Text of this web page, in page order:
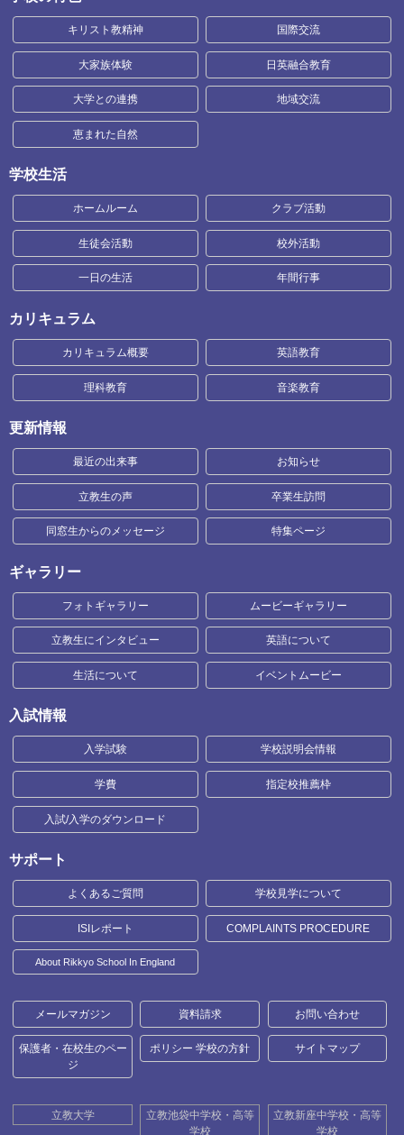
キリスト教精神 国際交流
大家族体験 日英融合教育
大学との連携 地域交流
恵まれた自然
学校生活
ホームルーム クラブ活動
生徒会活動 校外活動
一日の生活 年間行事
カリキュラム
カリキュラム概要 英語教育
理科教育 音楽教育
更新情報
最近の出来事 お知らせ
立教生の声 卒業生訪問
同窓生からのメッセージ 特集ページ
ギャラリー
フォトギャラリー ムービーギャラリー
立教生にインタビュー 英語について
生活について イベントムービー
入試情報
入学試験 学校説明会情報
学費 指定校推薦枠
入試/入学のダウンロード
サポート
よくあるご質問 学校見学について
ISIレポート COMPLAINTS PROCEDURE
About Rikkyo School In England
メールマガジン 資料請求 お問い合わせ
保護者・在校生のペー
ジ
ポリシー 学校の方針 サイトマップ
立教大学
立教池袋中学校・高等
学校
立教新座中学校・高等
学校